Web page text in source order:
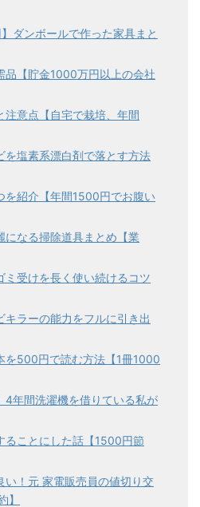
ダンボールで作った家具まと
品【貯金1000万円以上の会社
注意点【自宅で栽培、年間
を塩素系漂白剤で落とす方法
を紹介【年間1500円でお腹い
になる掃除道具まとめ【業
ミ受けを長く使い続けるコツ
キラーの能力をフルに引き出
を500円で読む方法【1冊1000
4年間洗濯機を借りている私が
ることにした話【1500円節
い！元 家電販売員の値切り交
】